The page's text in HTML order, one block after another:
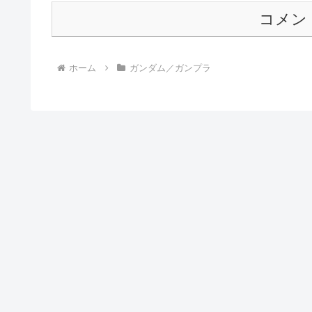
コメン
ホーム ガンダム／ガンプラ